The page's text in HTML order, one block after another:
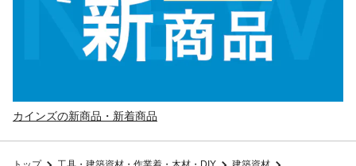
カインズの新商品・新着商品